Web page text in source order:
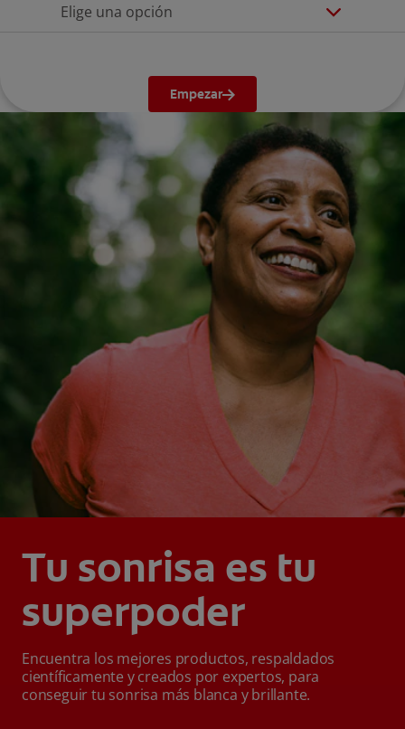
Elige una opción
Empezar
Tu sonrisa es tu
superpoder
Encuentra los mejores productos, respaldados
científicamente y creados por expertos, para
conseguir tu sonrisa más blanca y brillante.